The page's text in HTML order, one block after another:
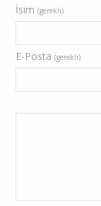
İsim (gerekli)
E-Posta (gerekli)